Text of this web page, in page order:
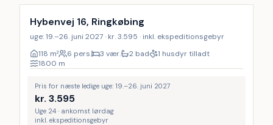
Hybenvej 16, Ringkøbing
uge: 19.–26. juni 2027 · kr. 3.595 · inkl. ekspeditionsgebyr
118 m² 6 pers. 3 vær. 2 bad
1 husdyr tilladt
1800 m
Pris for næste ledige uge: 19.–26. juni 2027
kr. 3.595
Uge 24 · ankomst lørdag
inkl. ekspeditionsgebyr